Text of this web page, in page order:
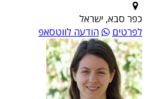
כפר סבא, ישראל
לפרטים
הודעה לווטסאפ